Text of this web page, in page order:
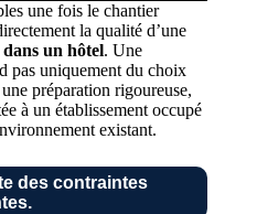
une fois le chantier
la qualité d’une
un hôtel. Une
pas uniquement du choix
préparation rigoureuse,
à un établissement occupé
existant.
des contraintes